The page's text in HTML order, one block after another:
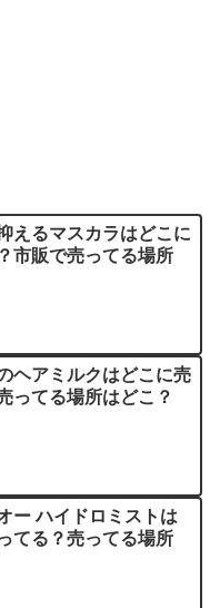
えるマスカラはどこに
市販で売ってる場所
ヘアミルクはどこに売
ってる場所はどこ？
ー ハイドロミストは
てる？売ってる場所